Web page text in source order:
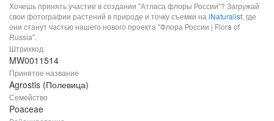
Хочешь принять участие в создании "Атласа флоры России"? Загружай
свои фотографии растений в природе и точку съемки на iNaturalist, где
они станут частью нашего нового проекта "Флора России | Flora of
Russia".
Штрихкод
MW0011514
Принятое название
Agrostis (Полевица)
Семейство
Poaceae